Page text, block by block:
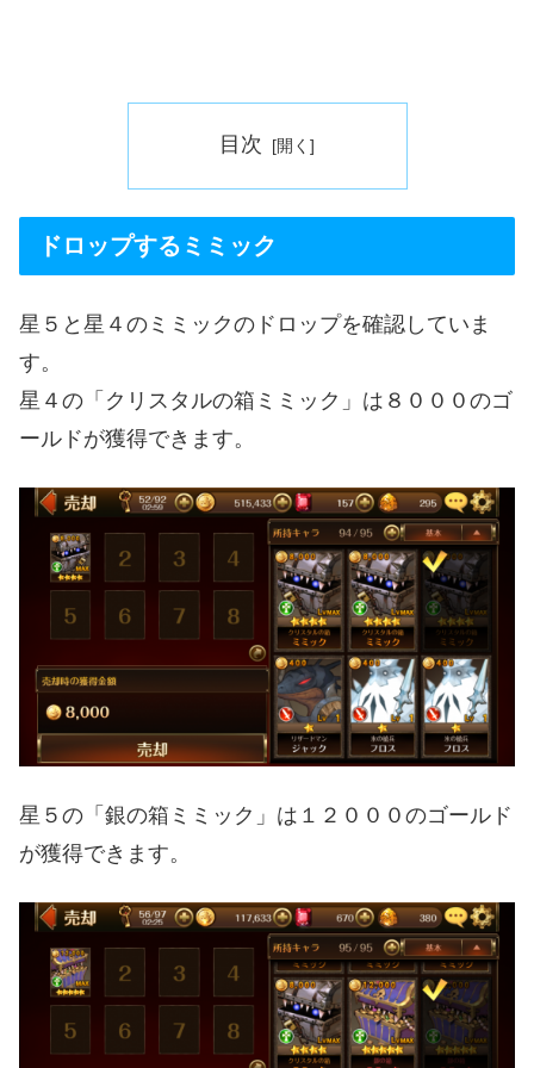
目次
ドロップするミミック
星５と星４のミミックのドロップを確認していま
す。
星４の「クリスタルの箱ミミック」は８０００のゴ
ールドが獲得できます。
星５の「銀の箱ミミック」は１２０００のゴールド
が獲得できます。